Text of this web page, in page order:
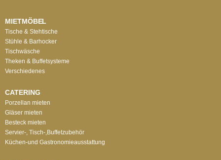
MIETMÖBEL
Tische & Stehtische
Stühle & Barhocker
Tischwäsche
Theken & Buffetsysteme
Verschiedenes
CATERING
Porzellan mieten
Gläser mieten
Besteck mieten
Servier-, Tisch-,Buffetzubehör
Küchen-und Gastronomieausstattung